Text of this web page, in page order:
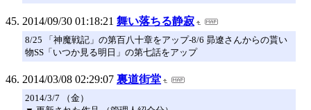
2014/09/30 01:18:21 舞い落ちる静寂
8/25 「神魔戦記」の第百八十章をアップ-8/6 昴遼さんからの貰い
物SS「いつか見る明日」の第七話をアップ
2014/03/08 02:29:07 裏道街堂
2014/3/7 （金）